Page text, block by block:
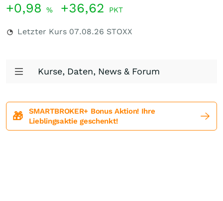
+0,98 % +36,62 PKT
Letzter Kurs 07.08.26 STOXX
Kurse, Daten, News & Forum
🎁
SMARTBROKER+ Bonus Aktion! Ihre
Lieblingsaktie geschenkt!